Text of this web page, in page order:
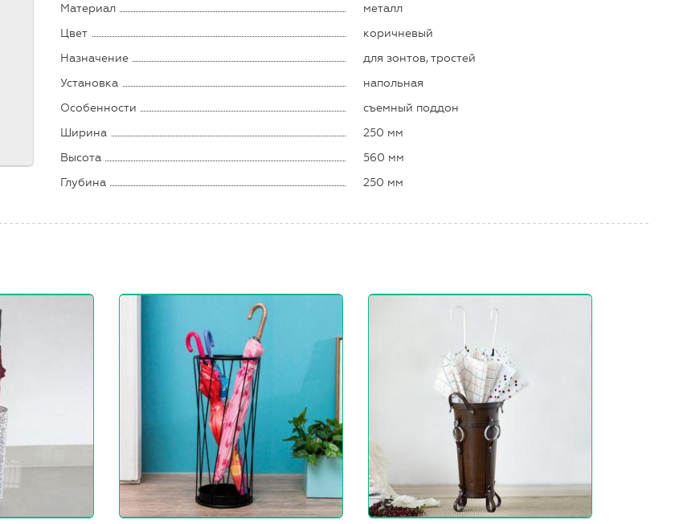
Материал
металл
Цвет
коричневый
Назначение
для зонтов, тростей
Установка
напольная
Особенности
съемный поддон
Ширина
250 мм
Высота
560 мм
Глубина
250 мм